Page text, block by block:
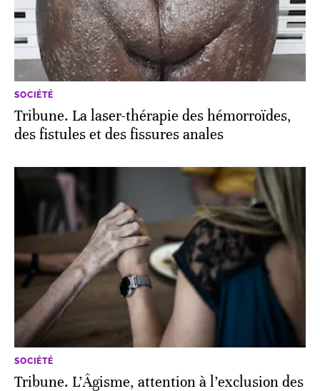
SOCIÉTÉ
Tribune. La laser-thérapie des hémorroïdes,
des fistules et des fissures anales
SOCIÉTÉ
Tribune. L’Âgisme, attention à l’exclusion des